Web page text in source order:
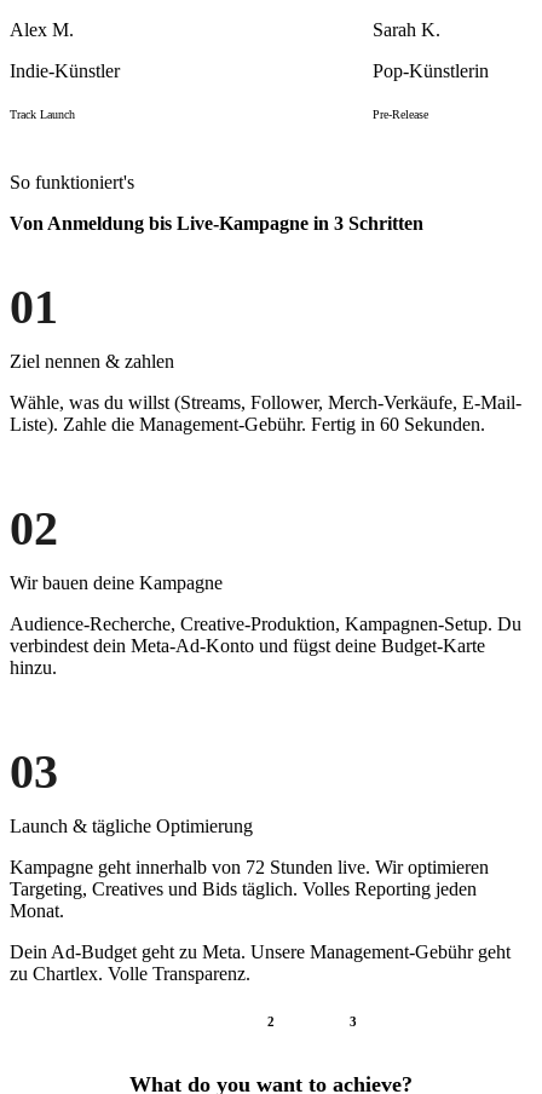
Alex M.
Indie-Künstler
Track Launch
Sarah K.
Pop-Künstlerin
Pre-Release
So funktioniert's
Von Anmeldung bis Live-Kampagne in 3 Schritten
01
Ziel nennen & zahlen
Wähle, was du willst (Streams, Follower, Merch-Verkäufe, E-Mail-
Liste). Zahle die Management-Gebühr. Fertig in 60 Sekunden.
02
Wir bauen deine Kampagne
Audience-Recherche, Creative-Produktion, Kampagnen-Setup. Du
verbindest dein Meta-Ad-Konto und fügst deine Budget-Karte
hinzu.
03
Launch & tägliche Optimierung
Kampagne geht innerhalb von 72 Stunden live. Wir optimieren
Targeting, Creatives und Bids täglich. Volles Reporting jeden
Monat.
Dein Ad-Budget geht zu Meta. Unsere Management-Gebühr geht
zu Chartlex. Volle Transparenz.
2 3
What do you want to achieve?